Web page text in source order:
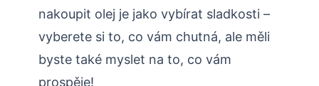
nakoupit olej je jako vybírat sladkosti –
vyberete si to, co vám chutná, ale měli
byste také myslet na to, co vám
prospěje!